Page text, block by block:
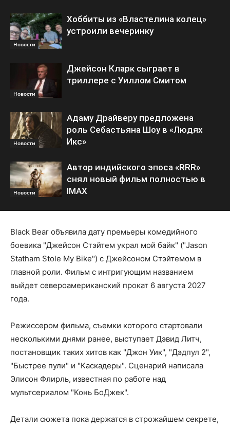
Новости
Хоббиты из «Властелина колец»
устроили вечеринку
Новости
Джейсон Кларк сыграет в
триллере с Уиллом Смитом
Новости
Адаму Драйверу предложена
роль Себастьяна Шоу в «Людях
Икс»
Новости
Автор индийского эпоса «RRR»
снял новый фильм полностью в
IMAX
Black Bear объявила дату премьеры комедийного
боевика "Джейсон Стэйтем украл мой байк" ("Jason
Statham Stole My Bike") с Джейсоном Стэйтемом в
главной роли. Фильм с интригующим названием
выйдет североамериканский прокат 6 августа 2027
года.
Режиссером фильма, съемки которого стартовали
несколькими днями ранее, выступает Дэвид Литч,
постановщик таких хитов как "Джон Уик", "Дэдпул 2",
"Быстрее пули" и "Каскадеры". Сценарий написала
Элисон Флирль, известная по работе над
мультсериалом "Конь БоДжек".
Детали сюжета пока держатся в строжайшем секрете,